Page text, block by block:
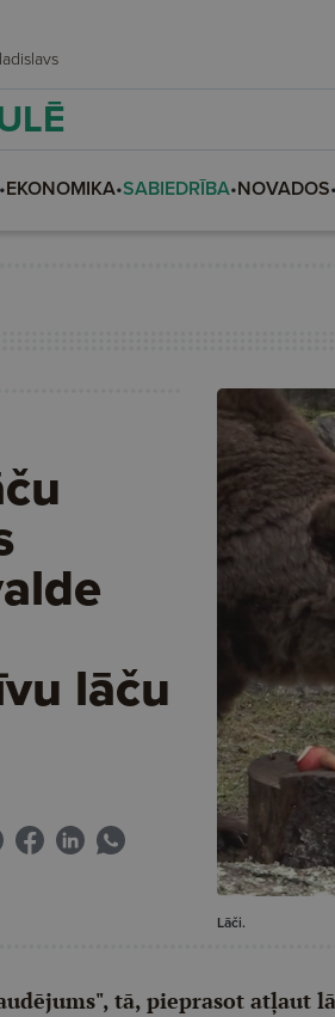
Vladislava, Vladislavs
•EKONOMIKA•SABIEDRĪBA•NOVADOS•
lāču
Lāči.
tā, pieprasot atļaut